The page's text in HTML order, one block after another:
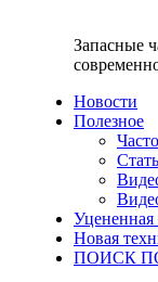
Запасные
Новости
Полезное
Уцененная
Новая
ПОИСК